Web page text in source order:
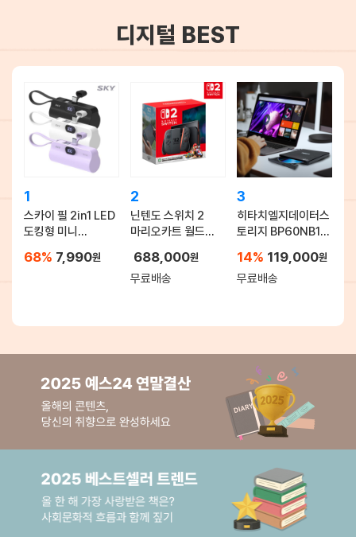
디지털 BEST
1
스카이 필 2in1 LED
도킹형 미니
5000mAh X13
68% 7,990원
2
닌텐도 스위치 2
마리오카트 월드
688,000원
무료배송
3
히타치엘지데이터스
토리지 BP60NB10
재생 외장형 ODD
14% 119,000원
무료배송